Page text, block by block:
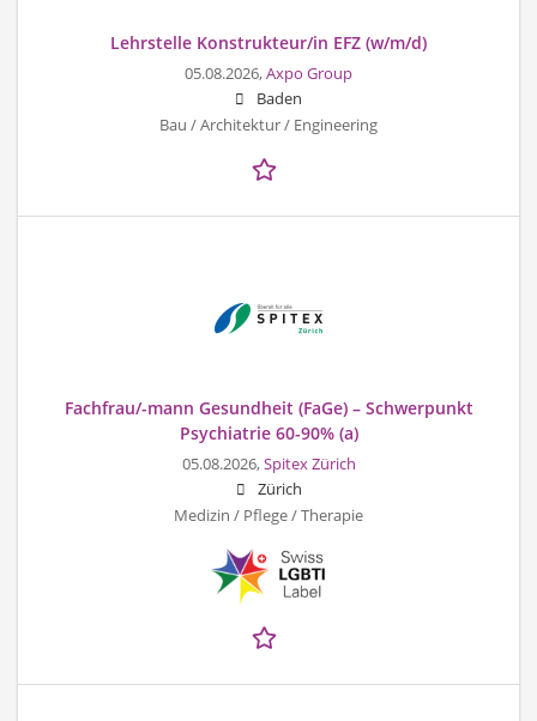
Lehrstelle Konstrukteur/in EFZ (w/m/d)
05.08.2026,Axpo Group
Baden
Bau / Architektur / Engineering
Fachfrau/-mann Gesundheit (FaGe) – Schwerpunkt
Psychiatrie 60-90% (a)
05.08.2026,Spitex Zürich
Zürich
Medizin / Pflege / Therapie